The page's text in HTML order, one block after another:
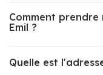
Comment prendre
Emil ?
Quelle est